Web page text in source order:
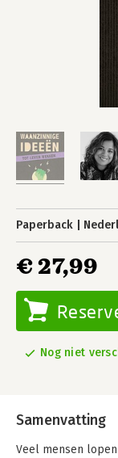
Paperback
€ 27,99
Nog niet
Samenvatting
Veel mensen